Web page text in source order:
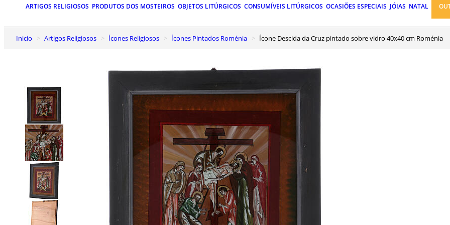
ARTIGOS RELIGIOSOS PRODUTOS DOS MOSTEIROS OBJETOS LITÚRGICOS CONSUMÍVEIS LITÚRGICOS OCASIÕES ESPECIAIS JÓIAS NATAL
Inicio Artigos Religiosos Ícones Religiosos Ícones Pintados Roménia Ícone Descida da Cruz pintado sobre vidro 40x40 cm Roménia